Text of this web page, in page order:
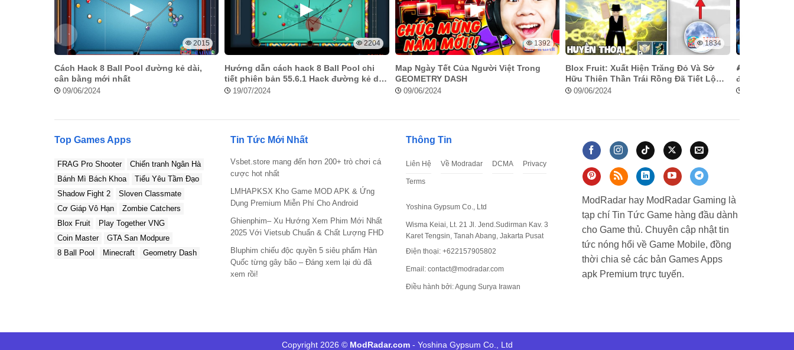
2015
Cách Hack 8 Ball Pool đường kẻ dài,
cân bằng mới nhất
09/06/2024
2204
Hướng dẫn cách hack 8 Ball Pool chi
tiết phiên bản 55.6.1 Hack đường kẻ dài,
cân băng, chống văng
19/07/2024
1392
Map Ngày Tết Của Người Việt Trong
GEOMETRY DASH
09/06/2024
1834
Blox Fruit: Xuất Hiện Trăng Đỏ Và Sở
Hữu Thiên Thần Trái Rồng Đã Tiết Lộ
Sức Mạnh Thật
09/06/2024
🎮 Đỉnh cao
đây rồi! 💥
Top Games Apps
FRAG Pro Shooter
Chiến tranh Ngân Hà
Bánh Mì Bách Khoa
Tiểu Yêu Tầm Đạo
Shadow Fight 2
Sloven Classmate
Cơ Giáp Vô Hạn
Zombie Catchers
Blox Fruit
Play Together VNG
Coin Master
GTA San Modpure
8 Ball Pool
Minecraft Geometry Dash
Tin Tức Mới Nhất
Vsbet.store mang đến hơn 200+ trò chơi cá
cược hot nhất
LMHAPKSX Kho Game MOD APK & Ứng
Dụng Premium Miễn Phí Cho Android
Ghienphim– Xu Hướng Xem Phim Mới Nhất
2025 Với Vietsub Chuẩn & Chất Lượng FHD
Bluphim chiếu độc quyền 5 siêu phẩm Hàn
Quốc từng gây bão – Đáng xem lại dù đã
xem rồi!
Thông Tin
Liên Hệ Về Modradar DCMA Privacy
Terms
Yoshina Gypsum Co., Ltd
Wisma Keiai, Lt. 21 Jl. Jend.Sudirman Kav. 3
Karet Tengsin, Tanah Abang, Jakarta Pusat
Điện thoại: +622157905802
Email: contact@modradar.com
Điều hành bởi: Agung Surya Irawan
ModRadar hay ModRadar Gaming là
tạp chí Tin Tức Game hàng đầu dành
cho Game thủ. Chuyên cập nhật tin
tức nóng hổi về Game Mobile, đồng
thời chia sẻ các bản Games Apps
apk Premium trực tuyến.
Copyright 2026 © ModRadar.com- Yoshina Gypsum Co., Ltd